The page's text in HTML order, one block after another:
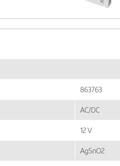
863763
AC/DC
12 V
AgSnO2